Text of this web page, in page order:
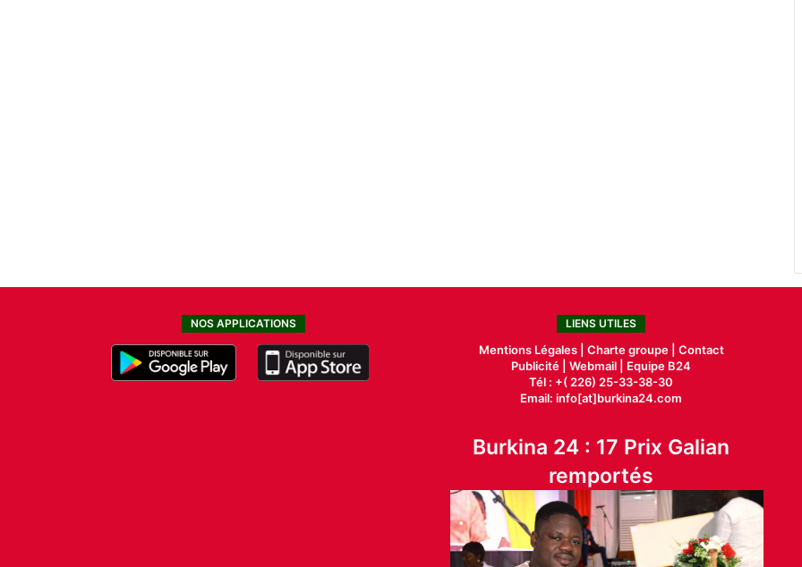
NOS APPLICATIONS LIENS UTILES
Mentions Légales | Charte groupe | Contact
Publicité |Webmail |
Equipe B24
Tél : +( 226) 25-33-38-30
Email: info[at]burkina24.com
Burkina 24 : 17 Prix Galian
remportés